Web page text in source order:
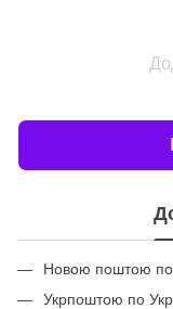
Новою поштою по
Укрпоштою по